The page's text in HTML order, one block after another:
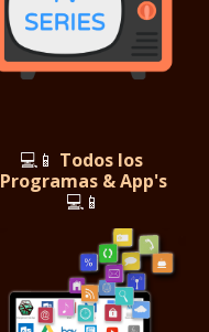
💻📱 Todos los
Programas & App's
💻📱